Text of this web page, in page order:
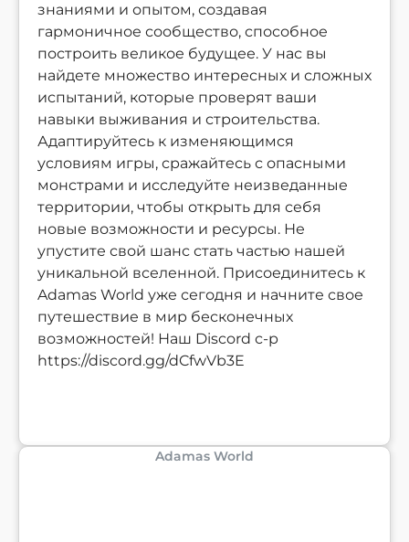
знаниями и опытом, создавая
гармоничное сообщество, способное
построить великое будущее. У нас вы
найдете множество интересных и сложных
испытаний, которые проверят ваши
навыки выживания и строительства.
Адаптируйтесь к изменяющимся
условиям игры, сражайтесь с опасными
монстрами и исследуйте неизведанные
территории, чтобы открыть для себя
новые возможности и ресурсы. Не
упустите свой шанс стать частью нашей
уникальной вселенной. Присоединитесь к
Adamas World уже сегодня и начните свое
путешествие в мир бесконечных
возможностей! Наш Discord с-р
https://discord.gg/dCfwVb3E
Adamas World